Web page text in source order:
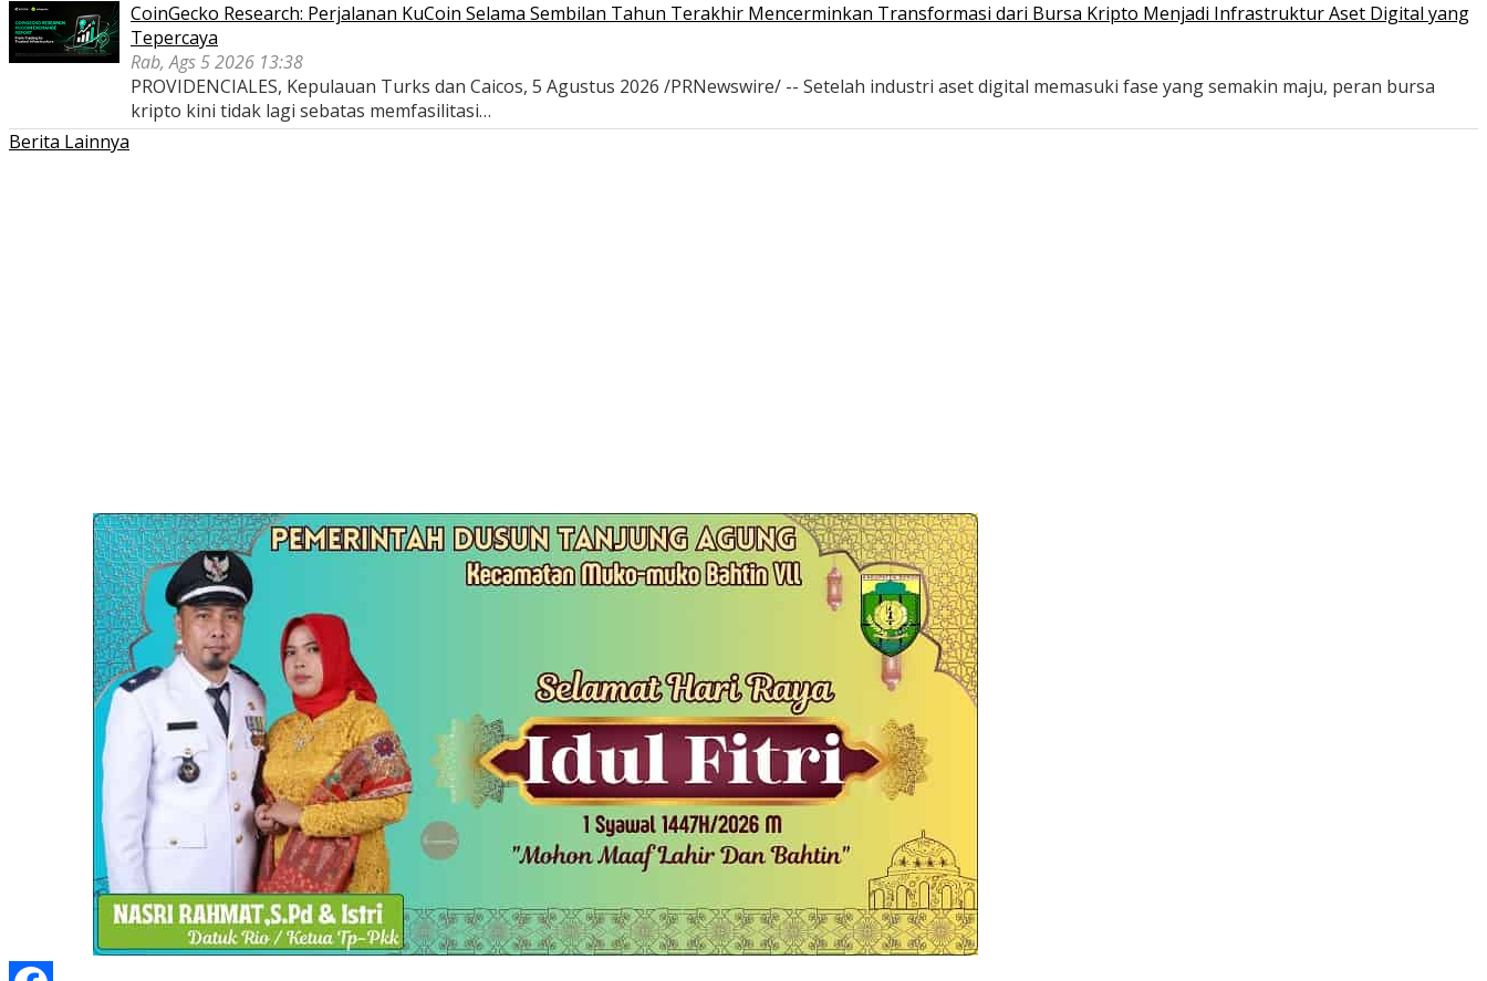
CoinGecko Research: Perjalanan KuCoin Selama Sembilan Tahun Terakhir Mencerminkan Transformasi dari Bursa Kripto Menjadi Infrastruktur Aset Digital yang
Tepercaya
Rab, Ags 5 2026 13:38
PROVIDENCIALES, Kepulauan Turks dan Caicos, 5 Agustus 2026 /PRNewswire/ -- Setelah industri aset digital memasuki fase yang semakin maju, peran bursa
kripto kini tidak lagi sebatas memfasilitasi…
Berita Lainnya